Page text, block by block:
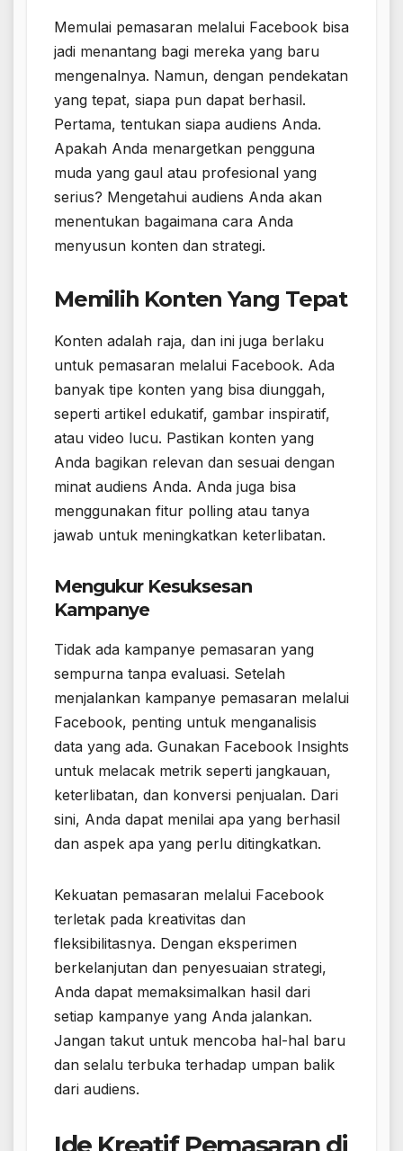
Memulai pemasaran melalui Facebook bisa
jadi menantang bagi mereka yang baru
mengenalnya. Namun, dengan pendekatan
yang tepat, siapa pun dapat berhasil.
Pertama, tentukan siapa audiens Anda.
Apakah Anda menargetkan pengguna
muda yang gaul atau profesional yang
serius? Mengetahui audiens Anda akan
menentukan bagaimana cara Anda
menyusun konten dan strategi.
Memilih Konten Yang Tepat
Konten adalah raja, dan ini juga berlaku
untuk pemasaran melalui Facebook. Ada
banyak tipe konten yang bisa diunggah,
seperti artikel edukatif, gambar inspiratif,
atau video lucu. Pastikan konten yang
Anda bagikan relevan dan sesuai dengan
minat audiens Anda. Anda juga bisa
menggunakan fitur polling atau tanya
jawab untuk meningkatkan keterlibatan.
Mengukur Kesuksesan
Kampanye
Tidak ada kampanye pemasaran yang
sempurna tanpa evaluasi. Setelah
menjalankan kampanye pemasaran melalui
Facebook, penting untuk menganalisis
data yang ada. Gunakan Facebook Insights
untuk melacak metrik seperti jangkauan,
keterlibatan, dan konversi penjualan. Dari
sini, Anda dapat menilai apa yang berhasil
dan aspek apa yang perlu ditingkatkan.
Kekuatan pemasaran melalui Facebook
terletak pada kreativitas dan
fleksibilitasnya. Dengan eksperimen
berkelanjutan dan penyesuaian strategi,
Anda dapat memaksimalkan hasil dari
setiap kampanye yang Anda jalankan.
Jangan takut untuk mencoba hal-hal baru
dan selalu terbuka terhadap umpan balik
dari audiens.